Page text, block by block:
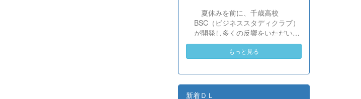
は、「国籍や年齢を問わず笑顔で
寄り添い、自分で考えて動く姿が
素晴らしい。異文化理解のマイン
ドが自然と身についている」と、
賞賛の声をいただきました！ 教室
う広いフィールドで本領を発揮す
る教養科生たち。多文化共生社会
を引っ張る頼もしい姿に、誇らし
夏休みを前に、千歳高校
BSC（ビジネススタディクラブ）
が開発し多くの反響をいただいて
いる、全商検定合格支援ポータル
サイト『Compath（コンパス）』
ました。 今回もユーザーの皆様
からいただいたアンケートのご意
見をもとに、BSC部員のプログラ
もっと見る
新着ＤＬ